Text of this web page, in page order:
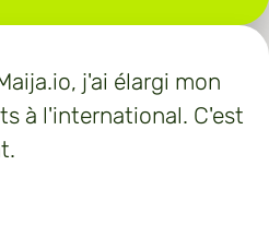
j'ai élargi mon
à l'international. C'est